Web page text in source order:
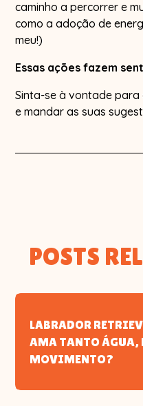
caminho a percorrer e
como a adoção de
meu!)
Essas ações fazem
Sinta-se à vontade
e mandar as suas
POSTS
LABRADOR
AMA TANTO ÁGUA,
MOVIMENTO?